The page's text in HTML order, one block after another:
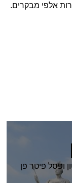
אלפי מבקרים.
ופסל פיטר פן